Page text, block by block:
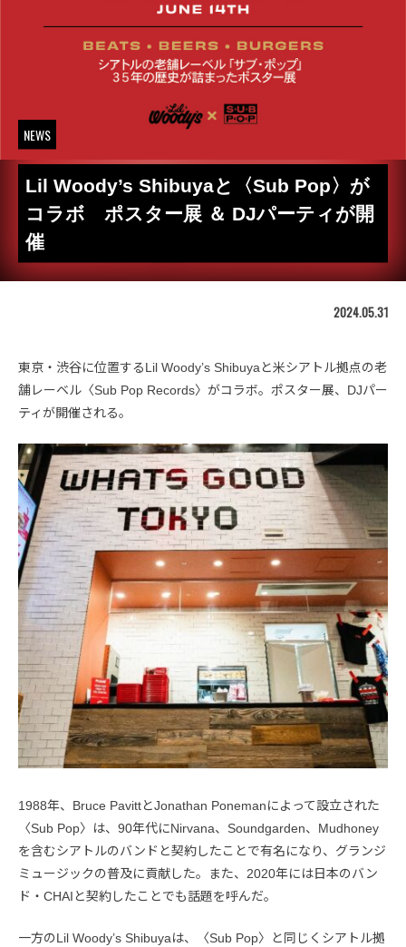
NEWS
Lil Woody’s Shibuyaと〈Sub Pop〉が
コラボ ポスター展 ＆ DJパーティが開
催
2024.05.31
東京・渋谷に位置するLil Woody’s Shibuyaと米シアトル拠点の老
舗レーベル〈Sub Pop Records〉がコラボ。ポスター展、DJパー
ティが開催される。
1988年、Bruce PavittとJonathan Ponemanによって設立された
〈Sub Pop〉は、90年代にNirvana、Soundgarden、Mudhoney
を含むシアトルのバンドと契約したことで有名になり、グランジ
ミュージックの普及に貢献した。また、2020年には日本のバン
ド・CHAIと契約したことでも話題を呼んだ。
一方のLil Woody’s Shibuyaは、〈Sub Pop〉と同じくシアトル拠